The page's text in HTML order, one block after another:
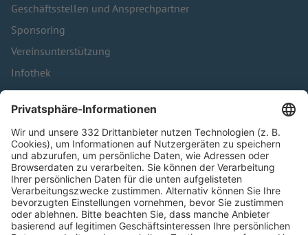
Geschäftsstellen und Ansprechpartner
Sponsoring
Vereinsunterstützung
Infothek
Kontakt
HÄUFIG BESUCHTE SEITEN
Pässe und Vereinswechsel
Trainerausbildung
Schulungsangebot Vereinsmitarbeiter
BFV-Geschäftsstellen